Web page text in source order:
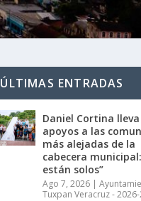
ÚLTIMAS ENTRADAS
Daniel Cortina lleva
apoyos a las
más alejadas de la
cabecera
están solos”
Ago 7, 2026 |
Tuxpan Veracruz -